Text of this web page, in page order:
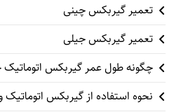
تعمیر گیربکس چینی
تعمیر گیربکس جیلی
چگونه طول عمر گیربکس اتوماتیک
نحوه استفاده از گیربکس